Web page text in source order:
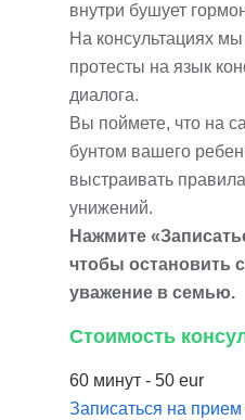
внутри бушует
На консультациях
протесты на язык
диалога.
Вы поймете, что на
бунтом вашего
выстраивать
унижений.
Нажмите
чтобы остановить
уважение в семью.
Стоимость
60 минут - 50 eur
Записаться на прием